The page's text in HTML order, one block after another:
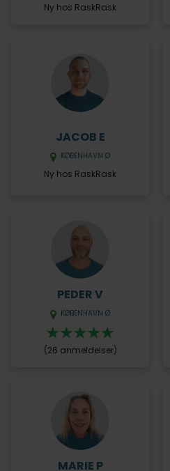
Ny hos RaskRask
JACOB E
KØBENHAVN Ø
Ny hos RaskRask
PEDER V
KØBENHAVN Ø
(26 anmeldelser)
MARIE P